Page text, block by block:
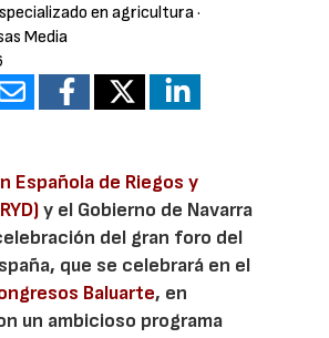
en agricultura·
Media
Española de Riegos y
y el Gobierno de Navarra
del gran foro del
que se celebrará en el
Baluarte, en
un ambicioso programa